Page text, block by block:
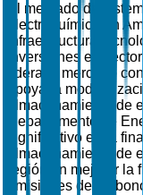
El mercado de
electroquímica en
infraestructura
inversiones en
lidera el mercado
apoya la
almacenamiento de
Departamento de
significativo en la
almacenamiento de
región en mejorar la
emisiones de carbono.